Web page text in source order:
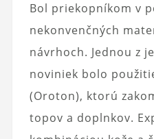
Bol priekopníkom v
nekonvenčných
návrhoch. Jednou z
noviniek bolo
(Oroton), ktorú
topov a doplnkov.